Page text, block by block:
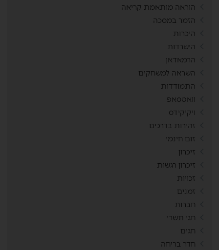
הוראה מותאמת קריאה
הזמר במסכה
היכרות
הישרדות
הרמאדאן
השראה למשחקים
התמודדות
וואטסאפ
ויקיקידס
זהירות בדרכים
זום חינמי
זיכרון
זיכרון רגשות
זכויות
זמנים
חברות
חגי תשרי
חגים
חדר בריחה